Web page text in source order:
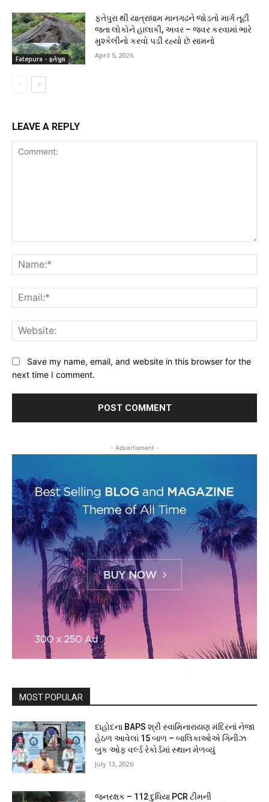
Fatepura - ફતેપુરા
ફતેપુરા થી યાત્રાધામ માનગઢને જોડતો માર્ગ તૂટી
જતા લોકોને હાલાકી, અવર – જવર કરવામાં ભારે
મુશ્કેલીનો કરવો પડી રહ્યો છે સામનો
April 5, 2026
LEAVE A REPLY
Save my name, email, and website in this browser for the
next time I comment.
- Advertisment -
MOST POPULAR
દાહોદના BAPS શ્રી સ્વામિનારાયણ મંદિરનાં નેજા
હેઠળ આવેલાં 15 બાળ – બાલિકાઓએ ગિનીઝ
બુક ઓફ વર્લ્ડ રેકોર્ડમાં સ્થાન મેળવ્યું
July 13, 2026
જનરક્ષક – 112 દુધિયા PCR ટીમની